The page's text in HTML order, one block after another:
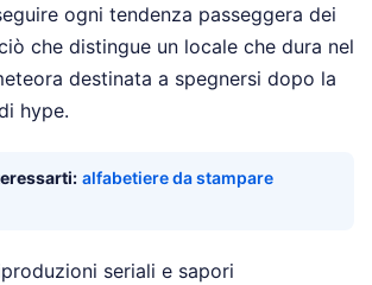
ogni tendenza passeggera dei
che distingue un locale che dura nel
destinata a spegnersi dopo la
hype.
alfabetiere da stampare
seriali e sapori